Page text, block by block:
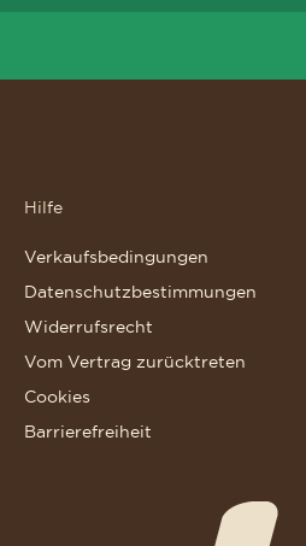
Hilfe
Verkaufsbedingungen
Datenschutzbestimmungen
Widerrufsrecht
Vom Vertrag zurücktreten
Cookies
Barrierefreiheit